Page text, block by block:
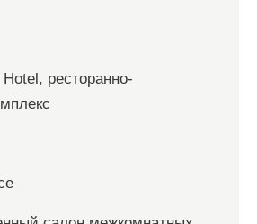
ресторанно-